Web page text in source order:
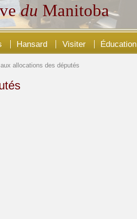
du Manitoba
Hansard Visiter Éducation
allocations des députés